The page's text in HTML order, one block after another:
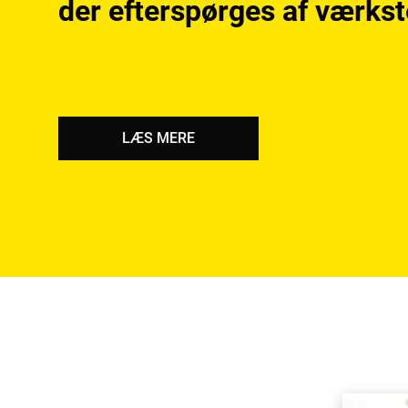
der efterspørges af
LÆS MERE